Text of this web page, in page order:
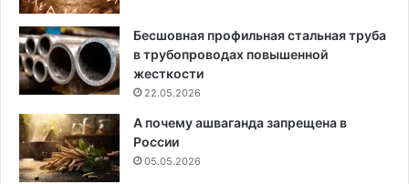
Бесшовная профильная стальная труба
в трубопроводах повышенной
жесткости
22.05.2026
А почему ашваганда запрещена в
России
05.05.2026